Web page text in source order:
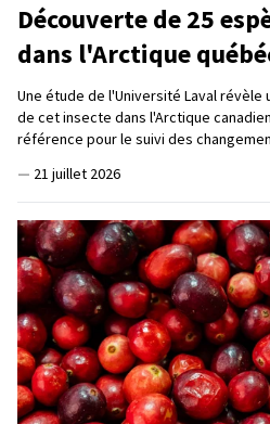
Découverte de 25
dans l'Arctique
Une étude de l'Université Laval
de cet insecte dans l'Arctique
référence pour le suivi des
— 21 juillet 2026